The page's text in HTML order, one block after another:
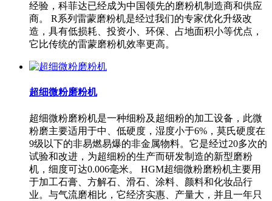
经验，科菲达已经成为中国领先的磨粉机制造商和供应
商。 R系列雷蒙磨粉机是经过我们的专家优化升级改
造，具有低损耗、投资小、环保、占地面积小等优点，
它比传统的雷蒙磨粉机效率更高。
超细微粉磨粉机
超细微粉磨粉机是一种细粉及超细粉的加工设备，此微
粉磨主要适用于中、低硬度，湿度小于6%，莫氏硬度在
9级以下的非易燃易爆的非金属物料。它是经过20多次的
试验和改进，为超细粉的生产而研发制造的新型磨粉
机，细度可达0.006毫米。 HGM超细微粉磨粉机主要用
于加工石膏、方解石、滑石、涂料、颜料和化妆品行
业。与气流磨相比，它经济实惠、产量大，并且一年只